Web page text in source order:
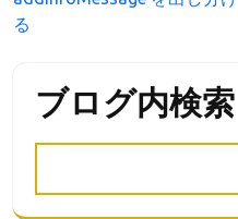
ビ
ー
ョ
る
ブログ内検索